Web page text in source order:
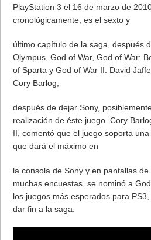
PlayStation 3 el 16 de marzo de
cronológicamente, es el sexto y
último capítulo de la saga, después
Olympus, God of War, God of War:
of Sparta y God of War II. David
Cory Barlog,
después de dejar Sony,
realización de éste juego. Cory
II, comentó que el juego soporta
que dará el máximo en
la consola de Sony y en pantallas
muchas encuestas, se nominó a
los juegos más esperados para
dar fin a la saga.